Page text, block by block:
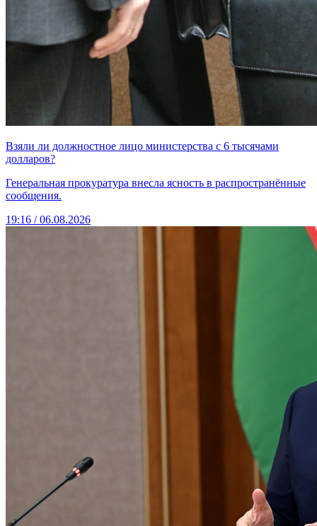
Взяли ли должностное лицо министерства с 6 тысячами
долларов?
Генеральная прокуратура внесла ясность в распространённые
сообщения.
19:16 / 06.08.2026